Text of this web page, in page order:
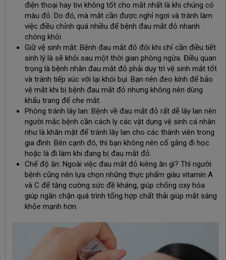
điện thoại hay tivi không tốt cho mắt nhất là khi chúng có
màu đỏ. Do đó, mà mắt cần được nghỉ ngơi và tránh làm
việc điều chỉnh quá nhiều để bệnh đau mắt đỏ nhanh
chóng khỏi.
Giữ vệ sinh mắt: Bệnh đau mắt đỏ đôi khi chỉ cần điều tiết
sinh lý là sẽ khỏi sau một thời gian phòng ngừa. Điều quan
trọng là bệnh nhân đau mắt đỏ phải duy trì vệ sinh mắt tốt
và tránh tiếp xúc với lại khói bụi. Bạn nên đeo kính để bảo
vệ mắt khi bị bệnh đau mắt đỏ nhưng không nên dùng
khẩu trang để che mắt.
Phòng tránh lây lan: Bệnh về đau mắt đỏ rất dễ lây lan nên
người mắc bệnh cần cách ly các vật dụng vệ sinh cá nhân
như là khăn mặt để tránh lây lan cho các thành viên trong
gia đình. Bên cạnh đó, thì bạn không nên cố gắng đi học
hoặc là đi làm khi đang bị đau mắt đỏ.
Chế độ ăn: Ngoài việc đau mắt đỏ kiêng ăn gì? Thì người
bệnh cũng nên lựa chọn những thực phẩm giàu vitamin A
và C để tăng cường sức đề kháng, giúp chống oxy hóa
giúp ngăn chặn quá trình tổng hợp chất thải giúp mắt sáng
khỏe mạnh hơn.